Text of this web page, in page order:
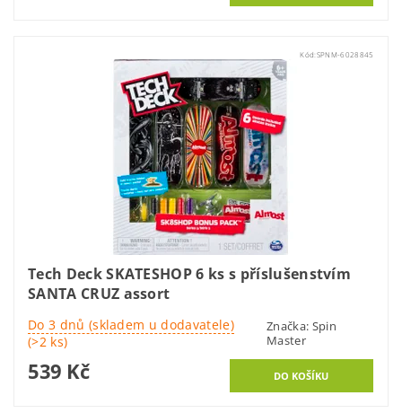
Kód: SPNM-6028845
Tech Deck SKATESHOP 6 ks s příslušenstvím
SANTA CRUZ assort
Do 3 dnů (skladem u dodavatele)
(>2 ks)
Značka: Spin
Master
539 Kč